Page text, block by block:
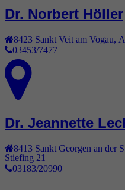
Dr. Norbert Höller
8423 Sankt Veit am Vogau,
03453/7477
Dr. Jeannette
8413 Sankt Georgen an der
Stiefing 21
03183/20990